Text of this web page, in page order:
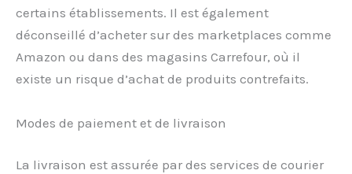
certains établissements. Il est également
déconseillé d’acheter sur des marketplaces comme
Amazon ou dans des magasins Carrefour, où il
existe un risque d’achat de produits contrefaits.
Modes de paiement et de livraison
La livraison est assurée par des services de courier